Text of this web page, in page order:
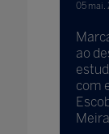
05 mai.
ao
com
Meira